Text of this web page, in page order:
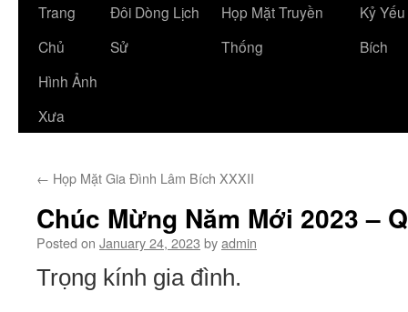
Trang
Chủ
Đôi Dòng Lịch
Sử
Họp Mặt Truyền
Thống
Kỷ
Bích
Hình Ảnh
Xưa
← Họp Mặt Gia Đình Lâm Bích XXXII
Chúc Mừng Năm Mới 2023 –
Posted on January 24, 2023 byadmin
Trọng kính gia đình.